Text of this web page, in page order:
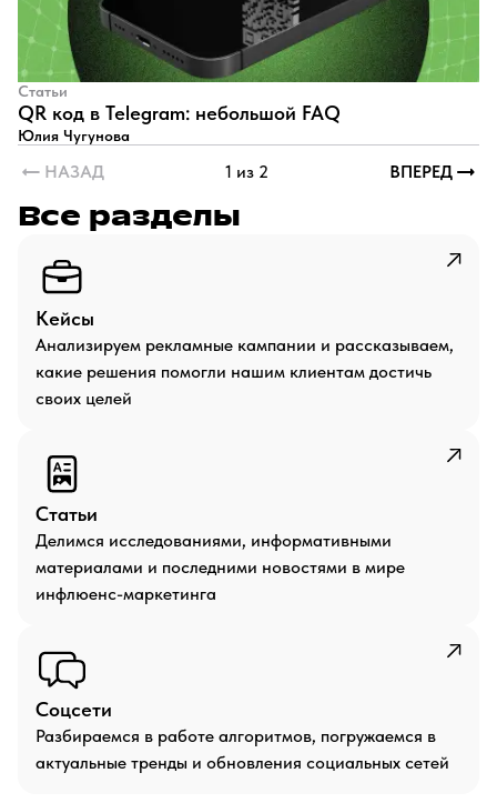
Статьи
QR код в Telegram: небольшой FAQ
Юлия Чугунова
НАЗАД 1 из 2 ВПЕРЕД
Все разделы
Кейсы
Анализируем рекламные кампании и рассказываем,
какие решения помогли нашим клиентам достичь
своих целей
Статьи
Делимся исследованиями, информативными
материалами и последними новостями в мире
инфлюенс-маркетинга
Соцсети
Разбираемся в работе алгоритмов, погружаемся в
актуальные тренды и обновления социальных сетей